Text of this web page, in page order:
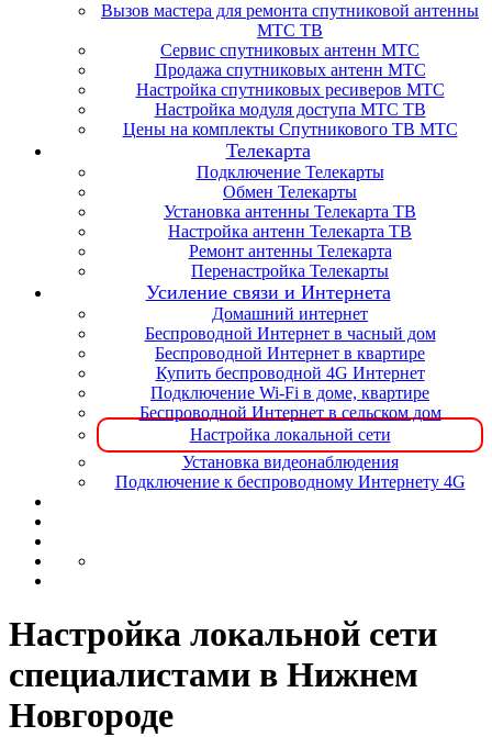
Вызов мастера для ремонта спутниковой антенны
МТС ТВ
Сервис спутниковых антенн МТС
Продажа спутниковых антенн МТС
Настройка спутниковых ресиверов МТС
Настройка модуля доступа МТС ТВ
Цены на комплекты Спутникового ТВ МТС
Телекарта
Подключение Телекарты
Обмен Телекарты
Установка антенны Телекарта ТВ
Настройка антенн Телекарта ТВ
Ремонт антенны Телекарта
Перенастройка Телекарты
Усиление связи и Интернета
Домашний интернет
Беспроводной Интернет в часный дом
Беспроводной Интернет в квартире
Купить беспроводной 4G Интернет
Подключение Wi-Fi в доме, квартире
Беспроводной Интернет в сельском дом
Настройка локальной сети
Установка видеонаблюдения
Подключение к беспроводному Интернету 4G
Настройка локальной сети
специалистами в Нижнем
Новгороде